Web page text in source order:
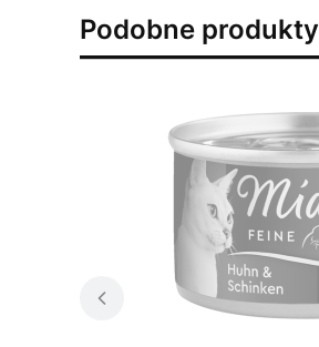
Podobne produkty